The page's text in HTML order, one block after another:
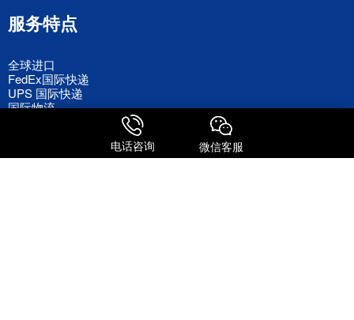
服务特点
全球进口
FedEx国际快递
UPS 国际快递
国际物流
关注我们 电话咨询 微信客服